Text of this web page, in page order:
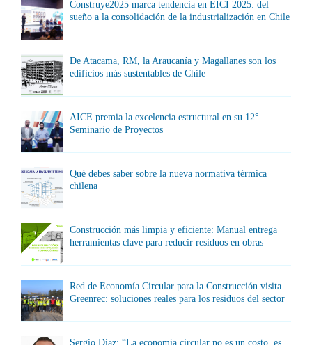
Construye2025 marca tendencia en EICI 2025: del
sueño a la consolidación de la industrialización en Chile
De Atacama, RM, la Araucanía y Magallanes son los
edificios más sustentables de Chile
AICE premia la excelencia estructural en su 12°
Seminario de Proyectos
Qué debes saber sobre la nueva normativa térmica
chilena
Construcción más limpia y eficiente: Manual entrega
herramientas clave para reducir residuos en obras
Red de Economía Circular para la Construcción visita
Greenrec: soluciones reales para los residuos del sector
Sergio Díaz: “La economía circular no es un costo, es